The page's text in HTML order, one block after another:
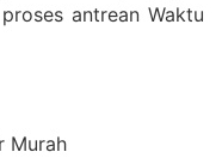
antrean Waktu
Murah